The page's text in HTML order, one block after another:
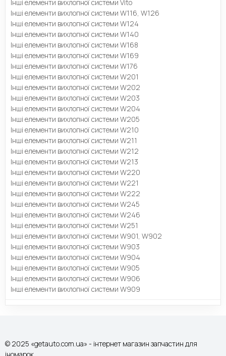
Інші елементи вихлопної системи Vito
Інші елементи вихлопної системи W116, W126
Інші елементи вихлопної системи W124
Інші елементи вихлопної системи W140
Інші елементи вихлопної системи W168
Інші елементи вихлопної системи W169
Інші елементи вихлопної системи W176
Інші елементи вихлопної системи W201
Інші елементи вихлопної системи W202
Інші елементи вихлопної системи W203
Інші елементи вихлопної системи W204
Інші елементи вихлопної системи W205
Інші елементи вихлопної системи W210
Інші елементи вихлопної системи W211
Інші елементи вихлопної системи W212
Інші елементи вихлопної системи W213
Інші елементи вихлопної системи W220
Інші елементи вихлопної системи W221
Інші елементи вихлопної системи W222
Інші елементи вихлопної системи W245
Інші елементи вихлопної системи W246
Інші елементи вихлопної системи W251
Інші елементи вихлопної системи W901, W902
Інші елементи вихлопної системи W903
Інші елементи вихлопної системи W904
Інші елементи вихлопної системи W905
Інші елементи вихлопної системи W906
Інші елементи вихлопної системи W909
© 2025 «getauto.com.ua» - інтернет магазин запчастин для